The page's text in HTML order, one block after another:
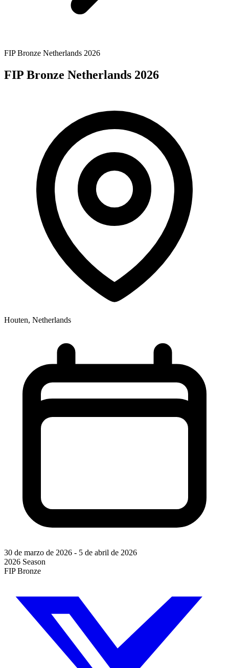
FIP Bronze Netherlands 2026
FIP Bronze Netherlands 2026
Houten, Netherlands
30 de marzo de 2026 - 5 de abril de 2026
2026 Season
FIP Bronze